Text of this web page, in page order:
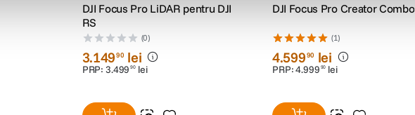
DJI Focus Pro LiDAR pentru DJI
RS
(0)
3.14990 lei
PRP: 3.499 90 lei
DJI Focus Pro Creator Combo
(1)
4.59990 lei
PRP:4.999 90 lei